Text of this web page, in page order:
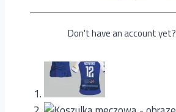
Don't have an account yet?